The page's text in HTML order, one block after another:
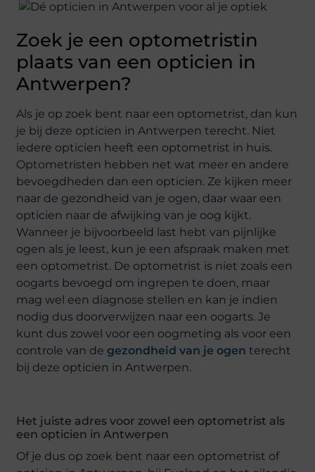
Zoek je een optometristin
plaats van een opticien in
Antwerpen?
Als je op zoek bent naar een optometrist, dan kun
je bij deze opticien in Antwerpen terecht. Niet
iedere opticien heeft een optometrist in huis.
Optometristen hebben net wat meer en andere
bevoegdheden dan een opticien. Ze kijken meer
naar de gezondheid van je ogen, daar waar een
opticien naar de afwijking van je oog kijkt.
Wanneer je bijvoorbeeld last hebt van pijnlijke
ogen als je leest, kun je een afspraak maken met
een optometrist. De optometrist is niet zoals een
oogarts bevoegd om ingrepen te doen, maar
mag wel een diagnose stellen en kan je indien
nodig dus doorverwijzen naar een oogarts. Je
kunt dus zowel voor een oogmeting als voor een
controle van degezondheid van je ogen terecht
bij deze opticien in Antwerpen.
Het juiste adres voor zowel een optometrist als
een opticien in Antwerpen
Of je dus op zoek bent naar een optometrist of